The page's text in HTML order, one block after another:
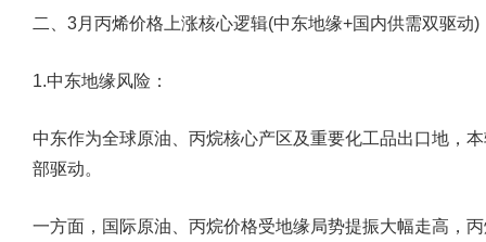
二、3月丙烯价格上涨核心逻辑(中东地缘+国内供需双驱动)
1.中东地缘风险：
中东作为全球原油、丙烷核心产区及重要化工品出口地，
部驱动。
一方面，国际原油、丙烷价格受地缘局势提振大幅走高，